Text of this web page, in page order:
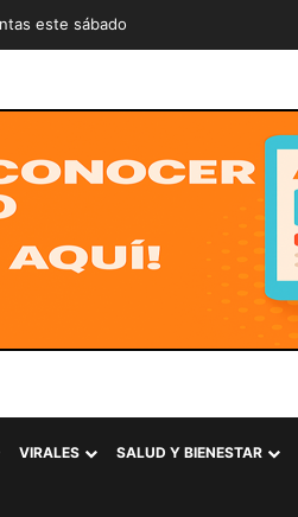
este sábado
VIRALES SALUD Y BIENESTAR